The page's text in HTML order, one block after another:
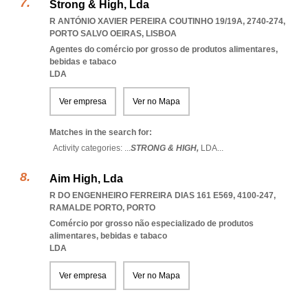
Strong & High, Lda
R ANTÓNIO XAVIER PEREIRA COUTINHO 19/19A, 2740-274,
PORTO SALVO OEIRAS, LISBOA
Agentes do comércio por grosso de produtos alimentares,
bebidas e tabaco
LDA
Ver empresa Ver no Mapa
Matches in the search for:
Activity categories: ...STRONG & HIGH, LDA...
Aim High, Lda
R DO ENGENHEIRO FERREIRA DIAS 161 E569, 4100-247,
RAMALDE PORTO, PORTO
Comércio por grosso não especializado de produtos
alimentares, bebidas e tabaco
LDA
Ver empresa Ver no Mapa